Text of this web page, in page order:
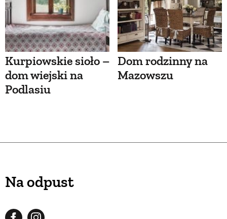
Kurpiowskie sioło –
dom wiejski na
Podlasiu
Dom rodzinny na
Mazowszu
Na odpust